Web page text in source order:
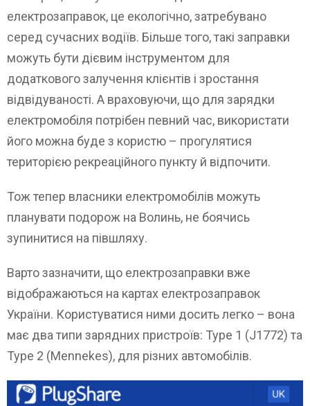
електрозаправок, це екологічно, затребувано
серед сучасних водіїв. Більше того, такі заправки
можуть бути дієвим інструментом для
додаткового залучення клієнтів і зростання
відвідуваності. А враховуючи, що для зарядки
електромобіля потрібен певний час, використати
його можна буде з користю – прогулятися
територією рекреаційного пункту й відпочити.
Тож тепер власники електромобілів можуть
планувати подорож на Волинь, не боячись
зупинитися на півшляху.
Варто зазначити, що електрозаправки вже
відображаються на картах електрозаправок
України. Користуватися ними досить легко – вона
має два типи зарядних пристроїв: Type 1 (J1772) та
Type 2 (Mennekes), для різних автомобілів.